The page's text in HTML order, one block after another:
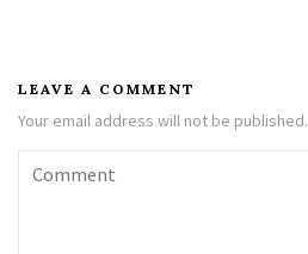
LEAVE A COMMENT
Your email address will not be published.